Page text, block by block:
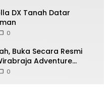
DX Tanah Datar
0
Buka Secara Resmi
Adventure
0